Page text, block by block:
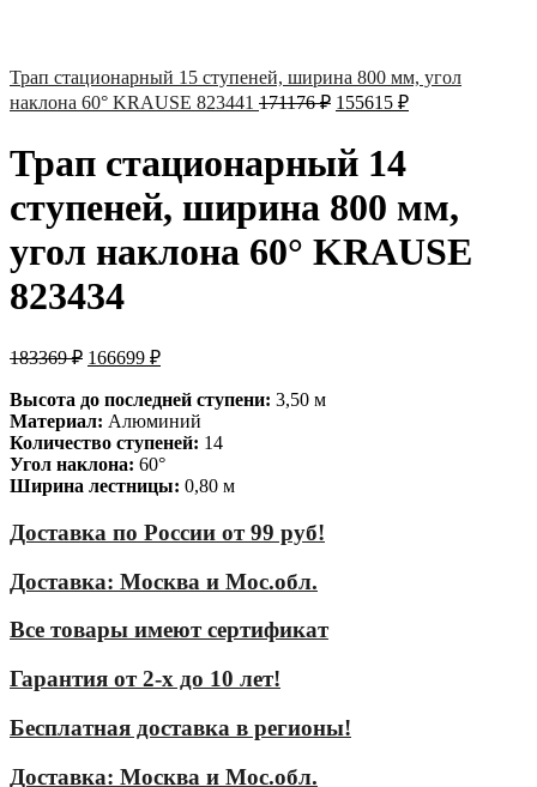
Трап стационарный 15 ступеней, ширина 800 мм, угол
наклона 60° KRAUSE 823441 171176₽ 155615 ₽
Трап стационарный 14
ступеней, ширина 800 мм,
угол наклона 60° KRAUSE
823434
183369₽ 166699 ₽
Высота до последней ступени: 3,50 м
Материал: Алюминий
Количество ступеней: 14
Угол наклона: 60°
Ширина лестницы: 0,80 м
Доставка по России от 99 руб!
Доставка: Москва и Мос.обл.
Все товары имеют сертификат
Гарантия от 2-х до 10 лет!
Бесплатная доставка в регионы!
Доставка: Москва и Мос.обл.